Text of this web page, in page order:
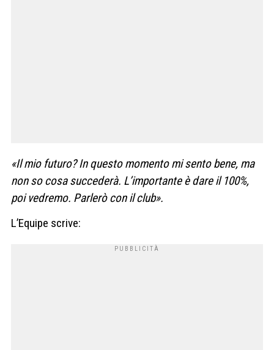
«Il mio futuro? In questo momento mi sento bene, ma
non so cosa succederà. L’importante è dare il 100%,
poi vedremo. Parlerò con il club».
L’Equipe scrive: